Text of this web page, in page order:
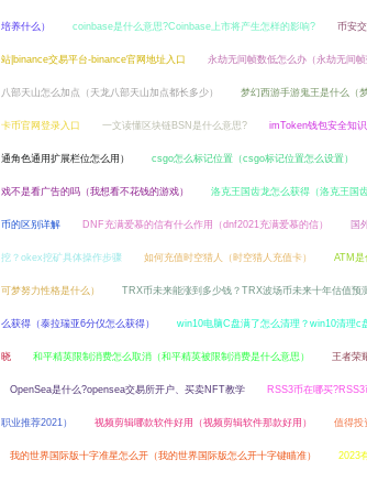
培养什么） coinbase是什么意思?Coinbase上市将产生怎样的影响? 币安
站|binance交易平台-binance官网地址入口 永劫无间帧数低怎么办（永劫无间帧
八部天山怎么加点（天龙八部天山加点都长多少） 梦幻西游手游鬼王是什么（
卡币官网登录入口 一文读懂区块链BSN是什么意思? imToken钱包安全知
通角色通用扩展栏位怎么用） csgo怎么标记位置（csgo标记位置怎么设置）
戏不是看广告的吗（我想看不花钱的游戏） 洛克王国齿龙怎么获得（洛克王国
币的区别详解 DNF充满爱慕的信有什么作用（dnf2021充满爱慕的信） 国
挖？okex挖矿具体操作步骤 如何充值时空猎人（时空猎人充值卡） ATM是
可梦努力性格是什么） TRX币未来能涨到多少钱？TRX波场币未来十年估值预
么获得（泰拉瑞亚6分仪怎么获得） win10电脑C盘满了怎么清理？win10清理c
晓 和平精英限制消费怎么取消（和平精英被限制消费是什么意思） 王者荣
OpenSea是什么?opensea交易所开户、买卖NFT教学 RSS3币在哪买
职业推荐2021） 视频剪辑哪款软件好用（视频剪辑软件那款好用） 值得投
我的世界国际版十字准星怎么开（我的世界国际版怎么开十字键瞄准） 2023